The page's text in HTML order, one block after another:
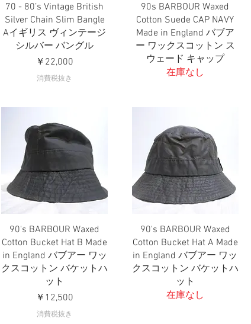
クイックビュー
70 - 80’s Vintage British
Silver Chain Slim Bangle
Aイギリス ヴィンテージ
シルバー バングル
価格
￥22,000
消費税抜き
クイックビュー
90s BARBOUR Waxed
Cotton Suede CAP NAVY
Made in England バブア
ー ワックスコットン ス
ウェード キャップ
在庫なし
クイックビュー
90's BARBOUR Waxed
Cotton Bucket Hat B Made
in England バブアー ワッ
クスコットン バケットハ
ット
価格
￥12,500
消費税抜き
クイックビュー
90's BARBOUR Waxed
Cotton Bucket Hat A Made
in England バブアー ワッ
クスコットン バケットハ
ット
在庫なし